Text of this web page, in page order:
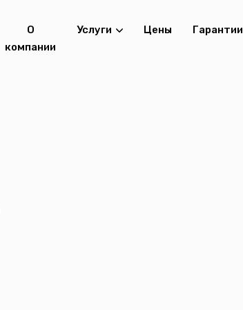
О
компании
Услуги Цены Гарантии